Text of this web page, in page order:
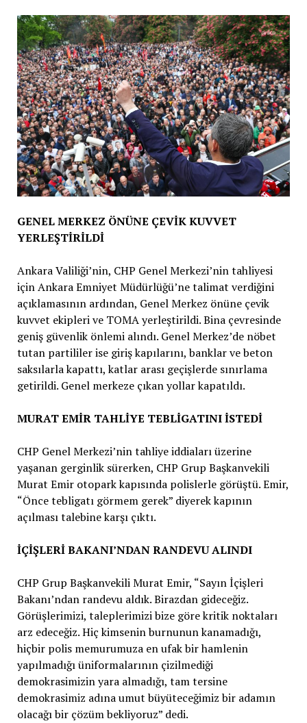
GENEL MERKEZ ÖNÜNE ÇEVİK KUVVET
YERLEŞTİRİLDİ
Ankara Valiliği’nin, CHP Genel Merkezi’nin tahliyesi
için Ankara Emniyet Müdürlüğü’ne talimat verdiğini
açıklamasının ardından, Genel Merkez önüne çevik
kuvvet ekipleri ve TOMA yerleştirildi. Bina çevresinde
geniş güvenlik önlemi alındı. Genel Merkez’de nöbet
tutan partililer ise giriş kapılarını, banklar ve beton
saksılarla kapattı, katlar arası geçişlerde sınırlama
getirildi. Genel merkeze çıkan yollar kapatıldı.
MURAT EMİR TAHLİYE TEBLİGATINI İSTEDİ
CHP Genel Merkezi’nin tahliye iddiaları üzerine
yaşanan gerginlik sürerken, CHP Grup Başkanvekili
Murat Emir otopark kapısında polislerle görüştü. Emir,
“Önce tebligatı görmem gerek” diyerek kapının
açılması talebine karşı çıktı.
İÇİŞLERİ BAKANI’NDAN RANDEVU ALINDI
CHP Grup Başkanvekili Murat Emir, “Sayın İçişleri
Bakanı’ndan randevu aldık. Birazdan gideceğiz.
Görüşlerimizi, taleplerimizi bize göre kritik noktaları
arz edeceğiz. Hiç kimsenin burnunun kanamadığı,
hiçbir polis memurumuza en ufak bir hamlenin
yapılmadığı üniformalarının çizilmediği
demokrasimizin yara almadığı, tam tersine
demokrasimiz adına umut büyüteceğimiz bir adamın
olacağı bir çözüm bekliyoruz” dedi.